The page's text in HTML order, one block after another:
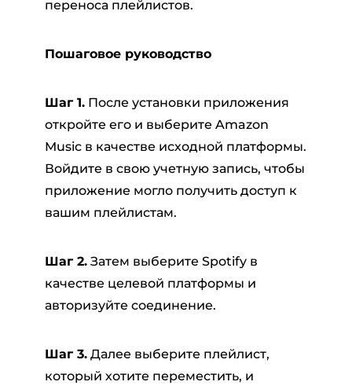
переноса плейлистов.
Пошаговое руководство
Шаг 1.После установки приложения
откройте его и выберите Amazon
Music в качестве исходной платформы.
Войдите в свою учетную запись, чтобы
приложение могло получить доступ к
вашим плейлистам.
Шаг 2.Затем выберите Spotify в
качестве целевой платформы и
авторизуйте соединение.
Шаг 3.Далее выберите плейлист,
который хотите переместить, и